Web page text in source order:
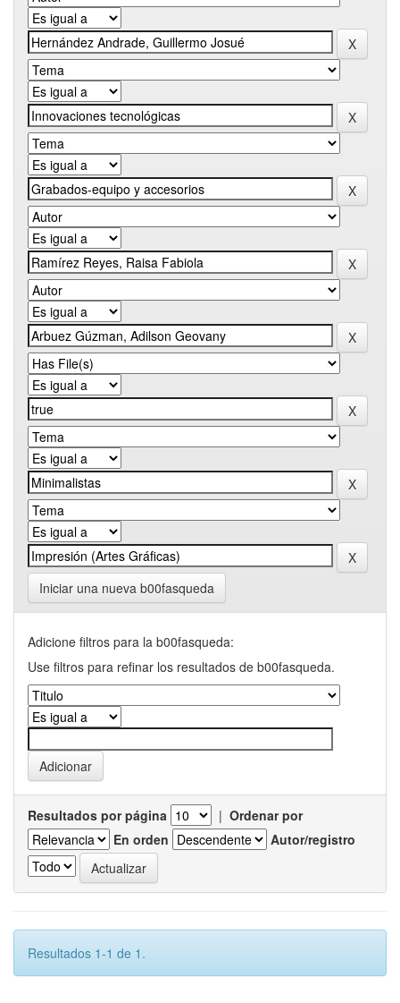
Iniciar una nueva b00fasqueda
Adicione filtros para la b00fasqueda:
Use filtros para refinar los resultados de b00fasqueda.
Resultados por página | Ordenar por
En orden
Autor/registro
Resultados 1-1 de 1.